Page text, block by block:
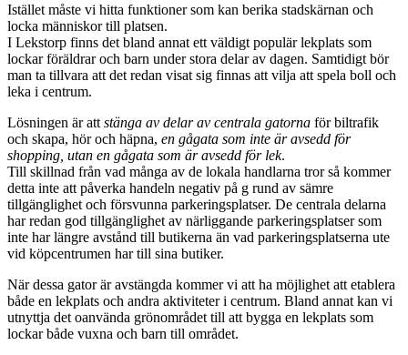
Istället måste vi hitta funktioner som kan berika stadskärnan och
locka människor till platsen.
I Lekstorp finns det bland annat ett väldigt populär lekplats som
lockar föräldrar och barn under stora delar av dagen. Samtidigt bör
man ta tillvara att det redan visat sig finnas att vilja att spela boll och
leka i centrum.
Lösningen är att stänga av delar av centrala gatorna för biltrafik
och skapa, hör och häpna, en gågata som inte är avsedd för
shopping, utan en gågata som är avsedd för lek.
Till skillnad från vad många av de lokala handlarna tror så kommer
detta inte att påverka handeln negativ på g rund av sämre
tillgänglighet och försvunna parkeringsplatser. De centrala delarna
har redan god tillgänglighet av närliggande parkeringsplatser som
inte har längre avstånd till butikerna än vad parkeringsplatserna ute
vid köpcentrumen har till sina butiker.
När dessa gator är avstängda kommer vi att ha möjlighet att etablera
både en lekplats och andra aktiviteter i centrum. Bland annat kan vi
utnyttja det oanvända grönområdet till att bygga en lekplats som
lockar både vuxna och barn till området.